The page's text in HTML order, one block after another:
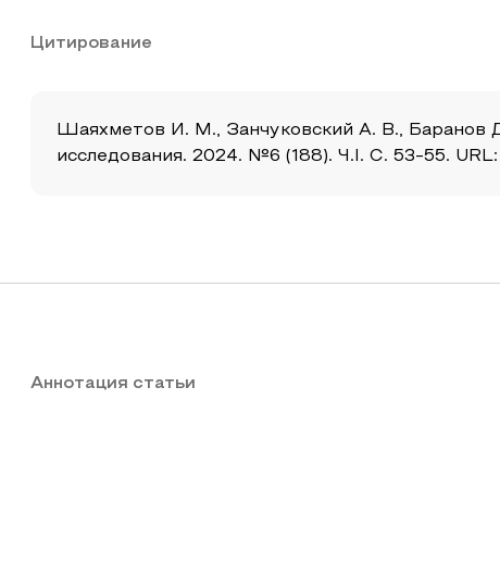
Цитирование
Шаяхметов И. М., Занчуковский А. В., Баранов
исследования. 2024. №6 (188). Ч.I. С. 53-55.
Аннотация статьи